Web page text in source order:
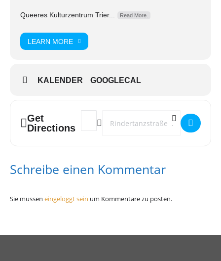
Queeres Kulturzentrum Trier... Read More.
LEARN MORE
KALENDER GOOGLECAL
Get
Directions
Destination Address - Winter Pride []
Schreibe einen Kommentar
Sie müssen eingeloggt sein um Kommentare zu posten.